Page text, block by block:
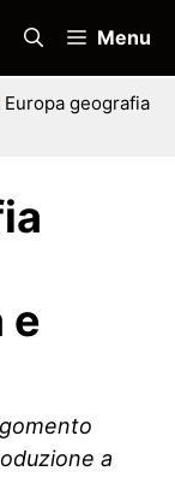
Menu
Europa geografia
e
a